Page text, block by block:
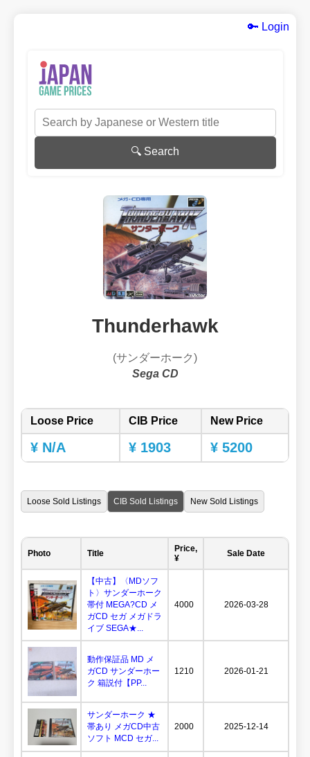
🔑 Login
🔍 Search
Thunderhawk
(サンダーホーク)
Sega CD
Loose Price CIB Price New Price
¥ N/A ¥ 1903 ¥ 5200
Loose Sold Listings CIB Sold Listings New Sold Listings
Photo Title
Price,
¥
Sale Date
【中古】〈MDソフ
ト〉サンダーホーク
帯付 MEGA?CD メ
ガCD セガ メガドラ
イブ SEGA★...
4000 2026-03-28
動作保証品 MD メ
ガCD サンダーホー
ク 箱説付【PP...
1210 2026-01-21
サンダーホーク ★
帯あり メガCD中古
ソフト MCD セガ...
2000 2025-12-14